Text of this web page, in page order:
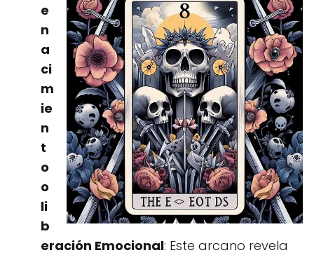
e
n
a
ci
m
ie
n
t
o
o
li
b
eración Emocional: Este arcano revela